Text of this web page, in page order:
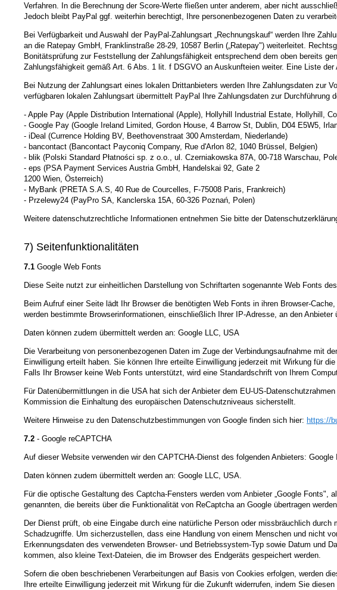
Verfahren. In die Berechnung der Score-Werte fließen unter anderem, aber nicht
Jedoch bleibt PayPal ggf. weiterhin berechtigt, Ihre personenbezogenen Daten zu
Bei Verfügbarkeit und Auswahl der PayPal-Zahlungsart „Rechnungskauf“ werden Ihre
an die Ratepay GmbH, Franklinstraße 28-29, 10587 Berlin („Ratepay") weiterleitet.
Bonitätsprüfung zur Feststellung der Zahlungsfähigkeit entsprechend dem oben bereits
Zahlungsfähigkeit gemäß Art. 6 Abs. 1 lit. f DSGVO an Auskunfteien weiter. Eine Liste
Bei Nutzung der Zahlungsart eines lokalen Drittanbieters werden Ihre Zahlungsdaten zur
verfügbaren lokalen Zahlungsart übermittelt PayPal Ihre Zahlungsdaten zur
- Apple Pay (Apple Distribution International (Apple), Hollyhill Industrial Estate, Hollyhill,
- Google Pay (Google Ireland Limited, Gordon House, 4 Barrow St, Dublin, D04 E5W5,
- iDeal (Currence Holding BV, Beethovenstraat 300 Amsterdam, Niederlande)
- bancontact (Bancontact Payconiq Company, Rue d'Arlon 82, 1040 Brüssel, Belgien)
- blik (Polski Standard Płatności sp. z o.o., ul. Czerniakowska 87A, 00-718 Warschau,
- eps (PSA Payment Services Austria GmbH, Handelskai 92, Gate 2
1200 Wien, Österreich)
- MyBank (PRETA S.A.S, 40 Rue de Courcelles, F-75008 Paris, Frankreich)
- Przelewy24 (PayPro SA, Kanclerska 15A, 60-326 Poznań, Polen)
Weitere datenschutzrechtliche Informationen entnehmen Sie bitte der
7) Seitenfunktionalitäten
7.1 Google Web Fonts
Diese Seite nutzt zur einheitlichen Darstellung von Schriftarten sogenannte Web Fonts
Beim Aufruf einer Seite lädt Ihr Browser die benötigten Web Fonts in ihren Browser-
werden bestimmte Browserinformationen, einschließlich Ihrer IP-Adresse, an den Anbieter
Daten können zudem übermittelt werden an: Google LLC, USA
Die Verarbeitung von personenbezogenen Daten im Zuge der Verbindungsaufnahme
Einwilligung erteilt haben. Sie können Ihre erteilte Einwilligung jederzeit mit Wirkung für
Falls Ihr Browser keine Web Fonts unterstützt, wird eine Standardschrift von Ihrem
Für Datenübermittlungen in die USA hat sich der Anbieter dem EU-US-
Kommission die Einhaltung des europäischen Datenschutzniveaus sicherstellt.
Weitere Hinweise zu den Datenschutzbestimmungen von Google finden sich hier: https://
7.2 - Google reCAPTCHA
Auf dieser Website verwenden wir den CAPTCHA-Dienst des folgenden Anbieters:
Daten können zudem übermittelt werden an: Google LLC, USA.
Für die optische Gestaltung des Captcha-Fensters werden vom Anbieter „Google
genannten, die bereits über die Funktionalität von ReCaptcha an Google übertragen
Der Dienst prüft, ob eine Eingabe durch eine natürliche Person oder missbräuchlich
Schadzugriffe. Um sicherzustellen, dass eine Handlung von einem Menschen und nicht
Erkennungsdaten des verwendeten Browser- und Betriebssystem-Typ sowie Datum und
kommen, also kleine Text-Dateien, die im Browser des Endgeräts gespeichert werden.
Sofern die oben beschriebenen Verarbeitungen auf Basis von Cookies erfolgen, werden
Ihre erteilte Einwilligung jederzeit mit Wirkung für die Zukunft widerrufen, indem Sie